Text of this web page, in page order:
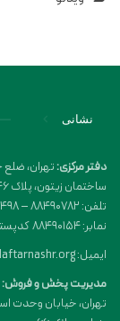
نشانی
دفتر مرکزی:تهران،
ساختمان زیتون، پلاک 146 واحد 1
تلفن: 88490782 – 88490498 – 88490154
نمابر: 88490154 کدپستی: 1584783939
ایمیل: print@daftarnashr.org
مدیریت پخش و فروش:
تهران، خیابان وحدت